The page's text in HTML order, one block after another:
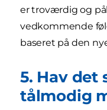
er troværdig og
vedkommende
baseret på den
5. Hav
tålmodig